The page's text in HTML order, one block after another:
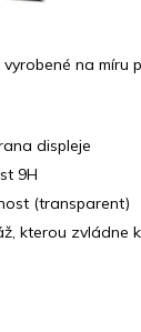
na míru
displeje
9H
(transparent)
kterou zvládne